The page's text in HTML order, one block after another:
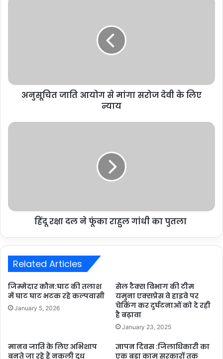
अनुसूचित जाति आयोग से मांगा सरोज देवी के लिए
न्याय
हिंदू रक्षा दल ने फूंका राहुल गांधी का पुतला
Related Articles
जिम्मेदार कौन:घाट की तलाश
में घाट घाट भटक रहे कल्पवासी
January 5, 2026
सेल टैक्स विभाग की टीम
यमुना एक्सप्रेस वे हाइवे पर
चेकिंग कर दुर्घटनाओं को दे रही
है बढ़ावा
January 23, 2025
मानव जाति के लिए अभिशाप
बनते जा रहे हैं नकली दूध
ज्ञापन दिवस :जिलाधिकारी का
एक बड़ा काम सरकारों तक